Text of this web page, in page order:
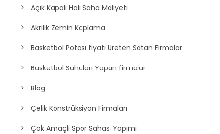
Açık Kapalı Halı Saha Maliyeti
Akrilik Zemin Kaplama
Basketbol Potası fiyatı Üreten Satan Firmalar
Basketbol Sahaları Yapan firmalar
Blog
Çelik Konstrüksiyon Firmaları
Çok Amaçlı Spor Sahası Yapımı